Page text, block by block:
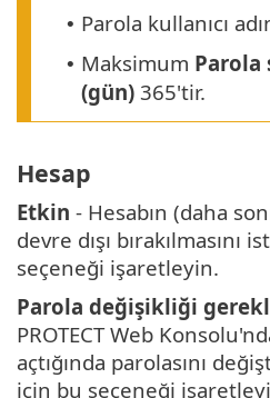
• Parola kullanıcı
• Maksimum Parola
(gün) 365'tir.
Hesap
Etkin - Hesabın (daha
devre dışı bırakılmasını
seçeneği işaretleyin.
Parola değişikliği
PROTECT Web
açtığında parolasını
için bu seçeneği